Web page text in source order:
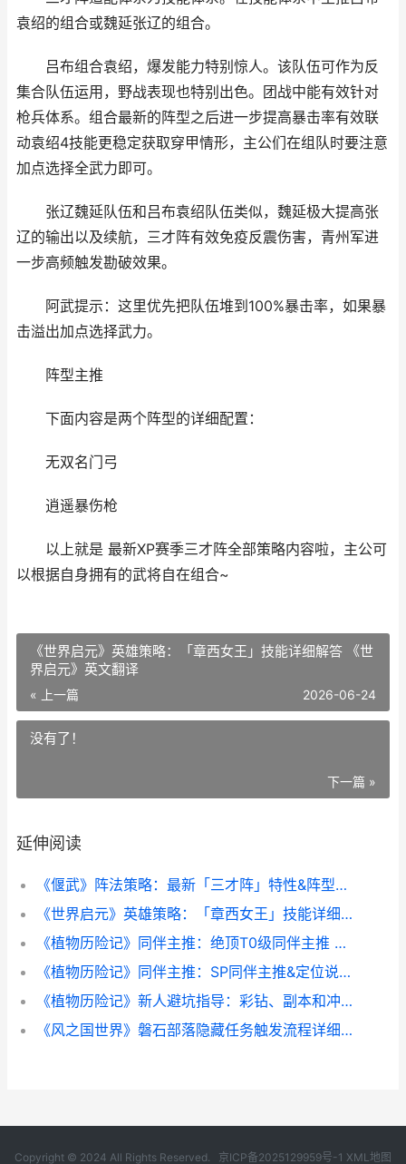
袁绍的组合或魏延张辽的组合。
吕布组合袁绍，爆发能力特别惊人。该队伍可作为反
集合队伍运用，野战表现也特别出色。团战中能有效针对
枪兵体系。组合最新的阵型之后进一步提高暴击率有效联
动袁绍4技能更稳定获取穿甲情形，主公们在组队时要注意
加点选择全武力即可。
张辽魏延队伍和吕布袁绍队伍类似，魏延极大提高张
辽的输出以及续航，三才阵有效免疫反震伤害，青州军进
一步高频触发勘破效果。
阿武提示：这里优先把队伍堆到100%暴击率，如果暴
击溢出加点选择武力。
阵型主推
下面内容是两个阵型的详细配置：
无双名门弓
逍遥暴伤枪
以上就是 最新XP赛季三才阵全部策略内容啦，主公可
以根据自身拥有的武将自在组合~
《世界启元》英雄策略：「章西女王」技能详细解答 《世
界启元》英文翻译
« 上一篇 2026-06-24
没有了！
下一篇 »
延伸阅读
《偃武》阵法策略：最新「三才阵」特性&阵型组合主推 偃武大剑
《世界启元》英雄策略：「章西女王」技能详细解答 《世界启元》英文翻译
《植物历险记》同伴主推：绝顶T0级同伴主推 植物王国历险记读后感400字
《植物历险记》同伴主推：SP同伴主推&定位说明 植物王国历险记故事
《植物历险记》新人避坑指导：彩钻、副本和冲榜诀窍全解析 植物历险记兑换码
《风之国世界》磐石部落隐藏任务触发流程详细解答 风之国世界下载
Copyright © 2024 All Rights Reserved. 京ICP备2025129959号-1 XML地图